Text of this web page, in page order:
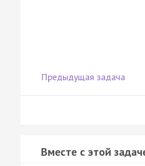
Предыдущая задача
Вместе с этой